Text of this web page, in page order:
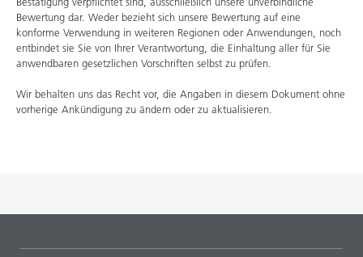
Bewertung dar. Weder bezieht sich unsere Bewertung auf eine
konforme Verwendung in weiteren Regionen oder Anwendungen, noch
entbindet sie Sie von Ihrer Verantwortung, die Einhaltung aller für Sie
anwendbaren gesetzlichen Vorschriften selbst zu prüfen.
Wir behalten uns das Recht vor, die Angaben in diesem Dokument ohne
vorherige Ankündigung zu ändern oder zu aktualisieren.